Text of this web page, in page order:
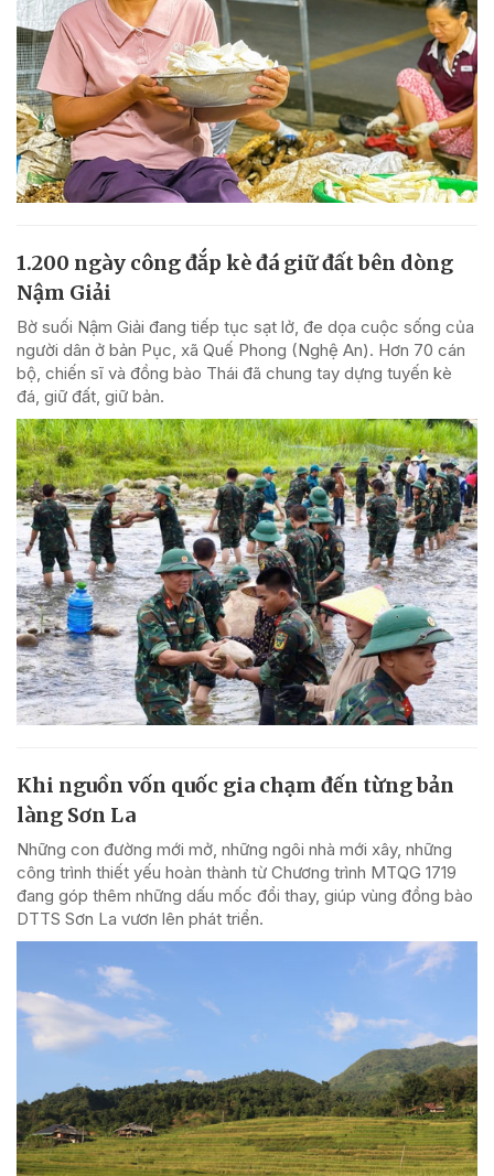
1.200 ngày công đắp kè đá giữ đất bên dòng
Nậm Giải
Bờ suối Nậm Giải đang tiếp tục sạt lở, đe dọa cuộc sống của
người dân ở bản Pục, xã Quế Phong (Nghệ An). Hơn 70 cán
bộ, chiến sĩ và đồng bào Thái đã chung tay dựng tuyến kè
đá, giữ đất, giữ bản.
Khi nguồn vốn quốc gia chạm đến từng bản
làng Sơn La
Những con đường mới mở, những ngôi nhà mới xây, những
công trình thiết yếu hoàn thành từ Chương trình MTQG 1719
đang góp thêm những dấu mốc đổi thay, giúp vùng đồng bào
DTTS Sơn La vươn lên phát triển.